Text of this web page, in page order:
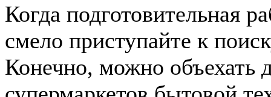
Когда подготовительная
смело приступайте к
Конечно, можно объехать